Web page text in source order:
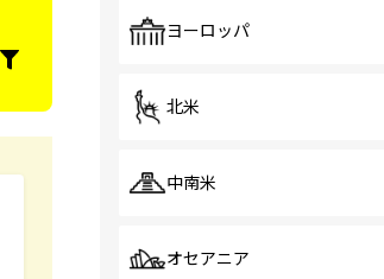
ヨーロッパ
北米
中南米
オセアニア